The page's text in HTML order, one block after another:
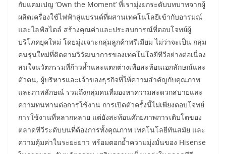
กับแคมเปญ ‘Own the Moment’ ที่เรามุ่งยกระดับบทบาทจากผู้
ผลิตเครื่องใช้ไฟฟ้าสู่แบรนด์ที่ผสานเทคโนโลยีเข้ากับอารมณ์
และไลฟ์สไตล์ สร้างคุณค่าและประสบการณ์ที่ตอบโจทย์ผู้
บริโภคยุคใหม่ โดยมุ่งเจาะกลุ่มลูกค้าพรีเมียม ไม่ว่าจะเป็น กลุ่ม
คนรุ่นใหม่ที่ติดตามวิวัฒนาการของเทคโนโลยีทีวีอย่างต่อเนื่อง
สนใจนวัตกรรมที่ก้าวล้ำและแตกต่างเพื่อสะท้อนเอกลักษณ์และ
ตัวตน, ผู้บริหารและเจ้าของธุรกิจที่ให้ความสำคัญกับคุณภาพ
และภาพลักษณ์ รวมถึงกลุ่มคนที่มองหาความสะดวกสบายและ
ความทนทานต่อการใช้งาน การเปิดตัวครั้งนี้ไม่เพียงตอบโจทย์
การใช้งานที่หลากหลาย แต่ยังสะท้อนศักยภาพการเติบโตของ
ตลาดทีวีระดับบนที่ต้องการทั้งคุณภาพ เทคโนโลยีทันสมัย และ
ความคุ้มค่าในระยะยาว พร้อมตอกย้ำความมุ่งมั่นของ Hisense